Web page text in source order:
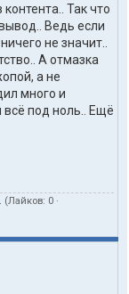
Так что
Ведь если
не значит..
А отмазка
а не
много и
под ноль.. Ещё
(Лайков: 0 ·